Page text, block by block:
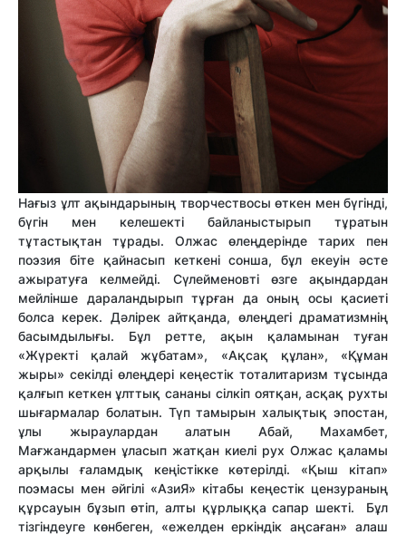
Нағыз ұлт ақындарының творчествосы өткен мен бүгінді,
бүгін мен келешекті байланыстырып тұратын
тұтастықтан тұрады. Олжас өлеңдерінде тарих пен
поэзия біте қайнасып кеткені сонша, бұл екеуін әсте
ажыратуға келмейді. Сүлейменовті өзге ақындардан
мейлінше дараландырып тұрған да оның осы қасиеті
болса керек. Дәлірек айтқанда, өлеңдегі драматизмнің
басымдылығы. Бұл ретте, ақын қаламынан туған
«Жүректі қалай жұбатам», «Ақсақ құлан», «Құман
жыры» секілді өлеңдері кеңестік тоталитаризм тұсында
қалғып кеткен ұлттық сананы сілкіп оятқан, асқақ рухты
шығармалар болатын. Түп тамырын халықтық эпостан,
ұлы жыраулардан алатын Абай, Махамбет,
Мағжандармен ұласып жатқан киелі рух Олжас қаламы
арқылы ғаламдық кеңістікке көтерілді. «Қыш кітап»
поэмасы мен әйгілі «АзиЯ» кітабы кеңестік цензураның
құрсауын бұзып өтіп, алты құрлыққа сапар шекті. Бұл
тізгіндеуге көнбеген, «ежелден еркіндік аңсаған» алаш